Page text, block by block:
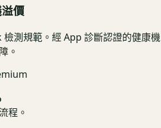
價
測規範。經 App 診斷認證的健康機
。
程。